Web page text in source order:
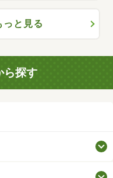
っと見る
ら探す